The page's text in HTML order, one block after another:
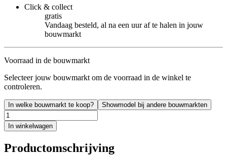
Click & collect
gratis
Vandaag besteld, al na een uur af te halen in jouw
bouwmarkt
Voorraad in de bouwmarkt
Selecteer jouw bouwmarkt om de voorraad in de winkel te
controleren.
In welke bouwmarkt te koop? Showmodel bij andere bouwmarkten
In winkelwagen
Productomschrijving